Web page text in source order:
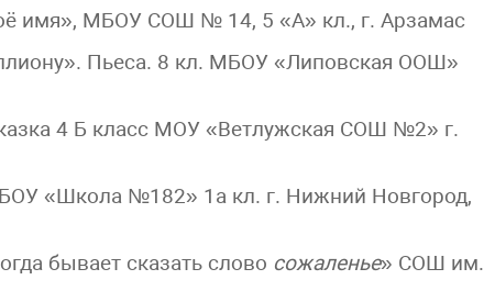
имя», МБОУ СОШ № 14, 5 «А» кл., г. Арзамас
Пьеса. 8 кл. МБОУ «Липовская ООШ»
4 Б класс МОУ «Ветлужская СОШ №2» г.
«Школа №182» 1а кл. г. Нижний Новгород,
бывает сказать слово сожаленье» СОШ им.